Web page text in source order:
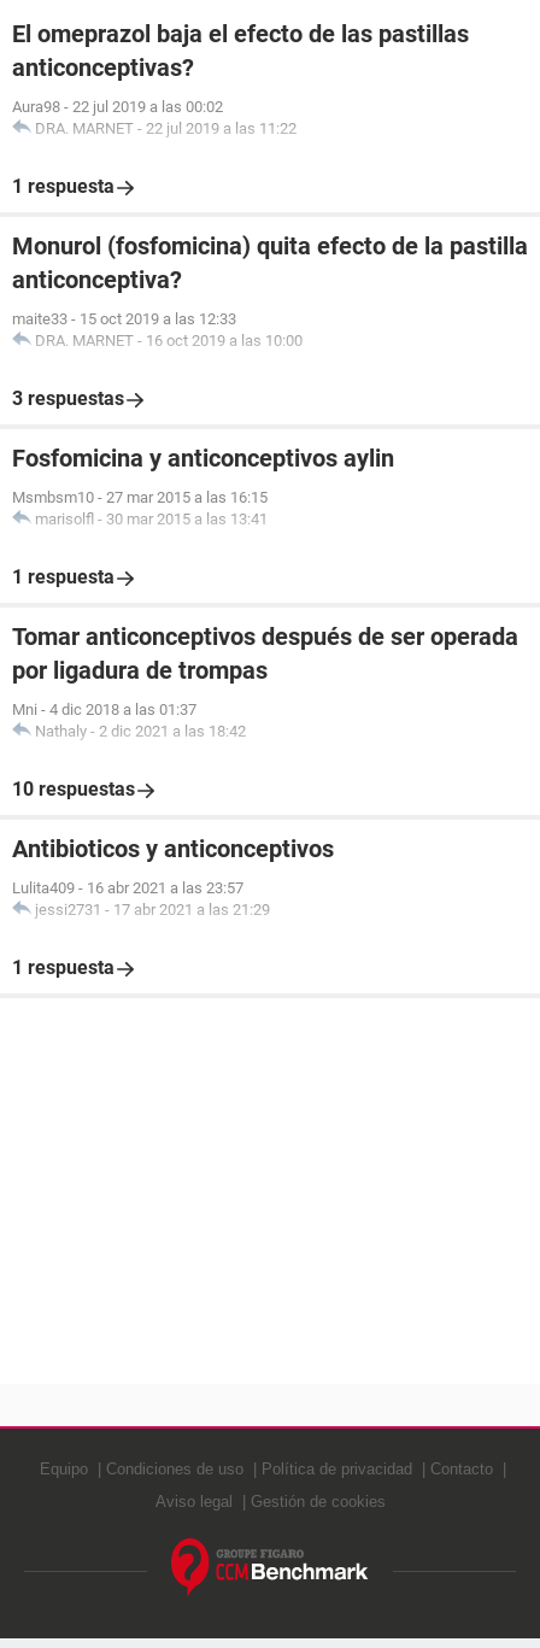
El omeprazol baja el efecto de las pastillas
anticonceptivas?
Aura98 - 22 jul 2019 a las 00:02
DRA. MARNET - 22 jul 2019 a las 11:22
1 respuesta
Monurol (fosfomicina) quita efecto de la pastilla
anticonceptiva?
maite33 - 15 oct 2019 a las 12:33
DRA. MARNET - 16 oct 2019 a las 10:00
3 respuestas
Fosfomicina y anticonceptivos aylin
Msmbsm10 - 27 mar 2015 a las 16:15
marisolfl - 30 mar 2015 a las 13:41
1 respuesta
Tomar anticonceptivos después de ser operada
por ligadura de trompas
Mni - 4 dic 2018 a las 01:37
Nathaly - 2 dic 2021 a las 18:42
10 respuestas
Antibioticos y anticonceptivos
Lulita409 - 16 abr 2021 a las 23:57
jessi2731 - 17 abr 2021 a las 21:29
1 respuesta
Equipo Condiciones de uso Política de privacidad
Contacto
Aviso legal
Gestión de cookies